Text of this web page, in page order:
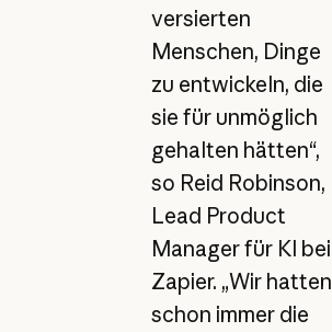
versierten
Menschen, Dinge
zu entwickeln, die
sie für unmöglich
gehalten hätten“,
so Reid Robinson,
Lead Product
Manager für KI bei
Zapier. „Wir hatten
schon immer die